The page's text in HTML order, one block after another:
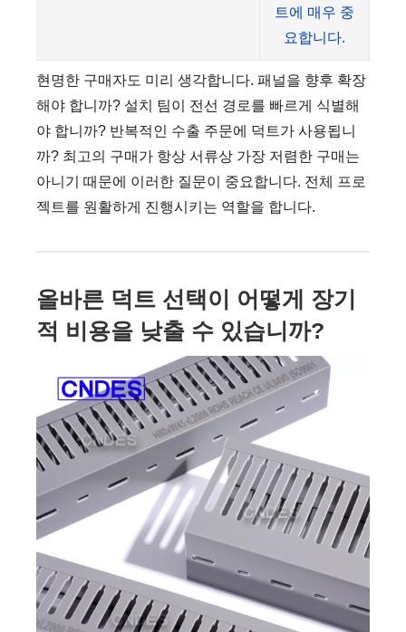
트에 매우 중
요합니다.
현명한 구매자도 미리 생각합니다. 패널을 향후 확장
해야 합니까? 설치 팀이 전선 경로를 빠르게 식별해
야 합니까? 반복적인 수출 주문에 덕트가 사용됩니
까? 최고의 구매가 항상 서류상 가장 저렴한 구매는
아니기 때문에 이러한 질문이 중요합니다. 전체 프로
젝트를 원활하게 진행시키는 역할을 합니다.
올바른 덕트 선택이 어떻게 장기
적 비용을 낮출 수 있습니까?